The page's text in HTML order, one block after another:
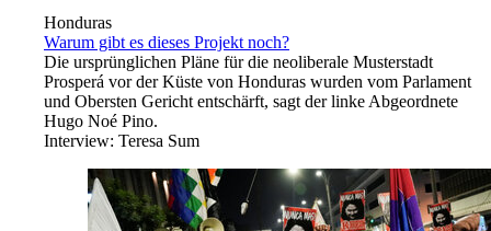
Honduras
Warum gibt es dieses Projekt noch?
Die ursprünglichen Pläne für die neoliberale Musterstadt
Prosperá vor der Küste von Honduras wurden vom Parlament
und Obersten Gericht entschärft, sagt der linke Abgeordnete
Hugo Noé Pino.
Interview: Teresa Sum